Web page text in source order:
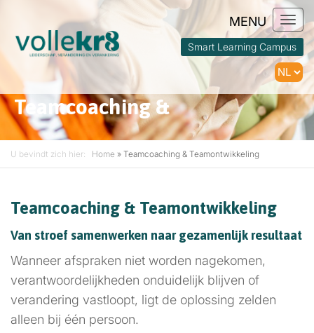
Smart Learning Campus
Teamcoaching &
Teamontwikkeling
U bevindt zich hier: Home » Teamcoaching & Teamontwikkeling
Teamcoaching & Teamontwikkeling
Van stroef samenwerken naar gezamenlijk resultaat
Wanneer afspraken niet worden nagekomen,
verantwoordelijkheden onduidelijk blijven of
verandering vastloopt, ligt de oplossing zelden
alleen bij één persoon.